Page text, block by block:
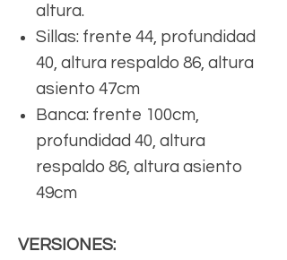
altura.
Sillas: frente 44, profundidad
40, altura respaldo 86, altura
asiento 47cm
Banca: frente 100cm,
profundidad 40, altura
respaldo 86, altura asiento
49cm
VERSIONES: